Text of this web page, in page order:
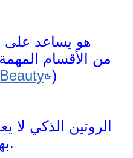
هو يساعد على
)
الروتين الذكي
بهدوء وانتظام، حتى تصبح الخطوات التالية أكثر فاعلية وألطف في نفس الوقت.